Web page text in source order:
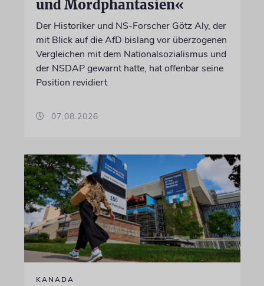
und Mordphantasien«
Der Historiker und NS-Forscher Götz Aly, der
mit Blick auf die AfD bislang vor überzogenen
Vergleichen mit dem Nationalsozialismus und
der NSDAP gewarnt hatte, hat offenbar seine
Position revidiert
07.08.2026
KANADA